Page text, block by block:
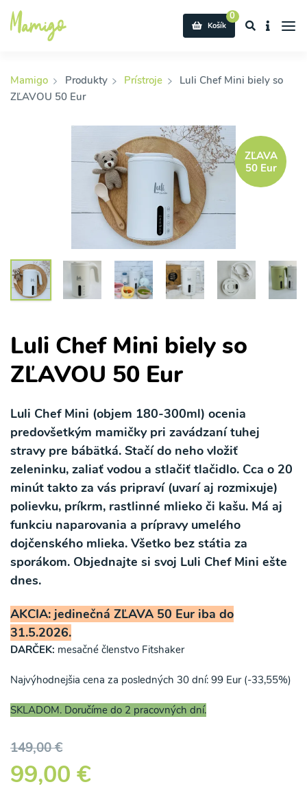
0
Košík
Mamigo Produkty Prístroje
Luli Chef Mini biely so
ZĽAVOU 50 Eur
Luli Chef Mini biely so
ZĽAVOU 50 Eur
Luli Chef Mini (objem 180-300ml) ocenia
predovšetkým mamičky pri zavádzaní tuhej
stravy pre bábätká. Stačí do neho vložiť
zeleninku, zaliať vodou a stlačiť tlačidlo. Cca o 20
minút takto za vás pripraví (uvarí aj rozmixuje)
polievku, príkrm, rastlinné mlieko či kašu. Má aj
funkciu naparovania a prípravy umelého
dojčenského mlieka. Všetko bez státia za
sporákom. Objednajte si svoj Luli Chef Mini ešte
dnes.
AKCIA: jedinečná ZĽAVA 50 Eur iba do
31.5.2026.
DARČEK: mesačné členstvo Fitshaker
Najvýhodnejšia cena za posledných 30 dní: 99 Eur (-33,55%)
SKLADOM. Doručíme do 2 pracovných dní.
149,00 €
99,00 €
ZĽAVA
50 Eur